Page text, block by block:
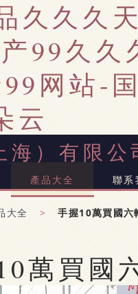
久久久
99久久
网站-
云
）有限公
產品大全 聯系
大全 > 手握10萬買國六
萬買國